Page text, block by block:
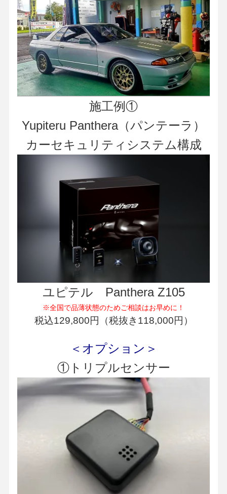
施工例①
Yupiteru Panthera（パンテーラ）
カーセキュリティシステム構成
ユピテル Panthera Z105
※全国で品薄状態のためご相談はお早めに！
税込129,800円（税抜き118,000円）
＜オプション＞
①トリプルセンサー